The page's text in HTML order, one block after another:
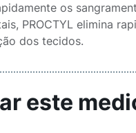
os
PROCTYL elimina
dos tecidos.
este